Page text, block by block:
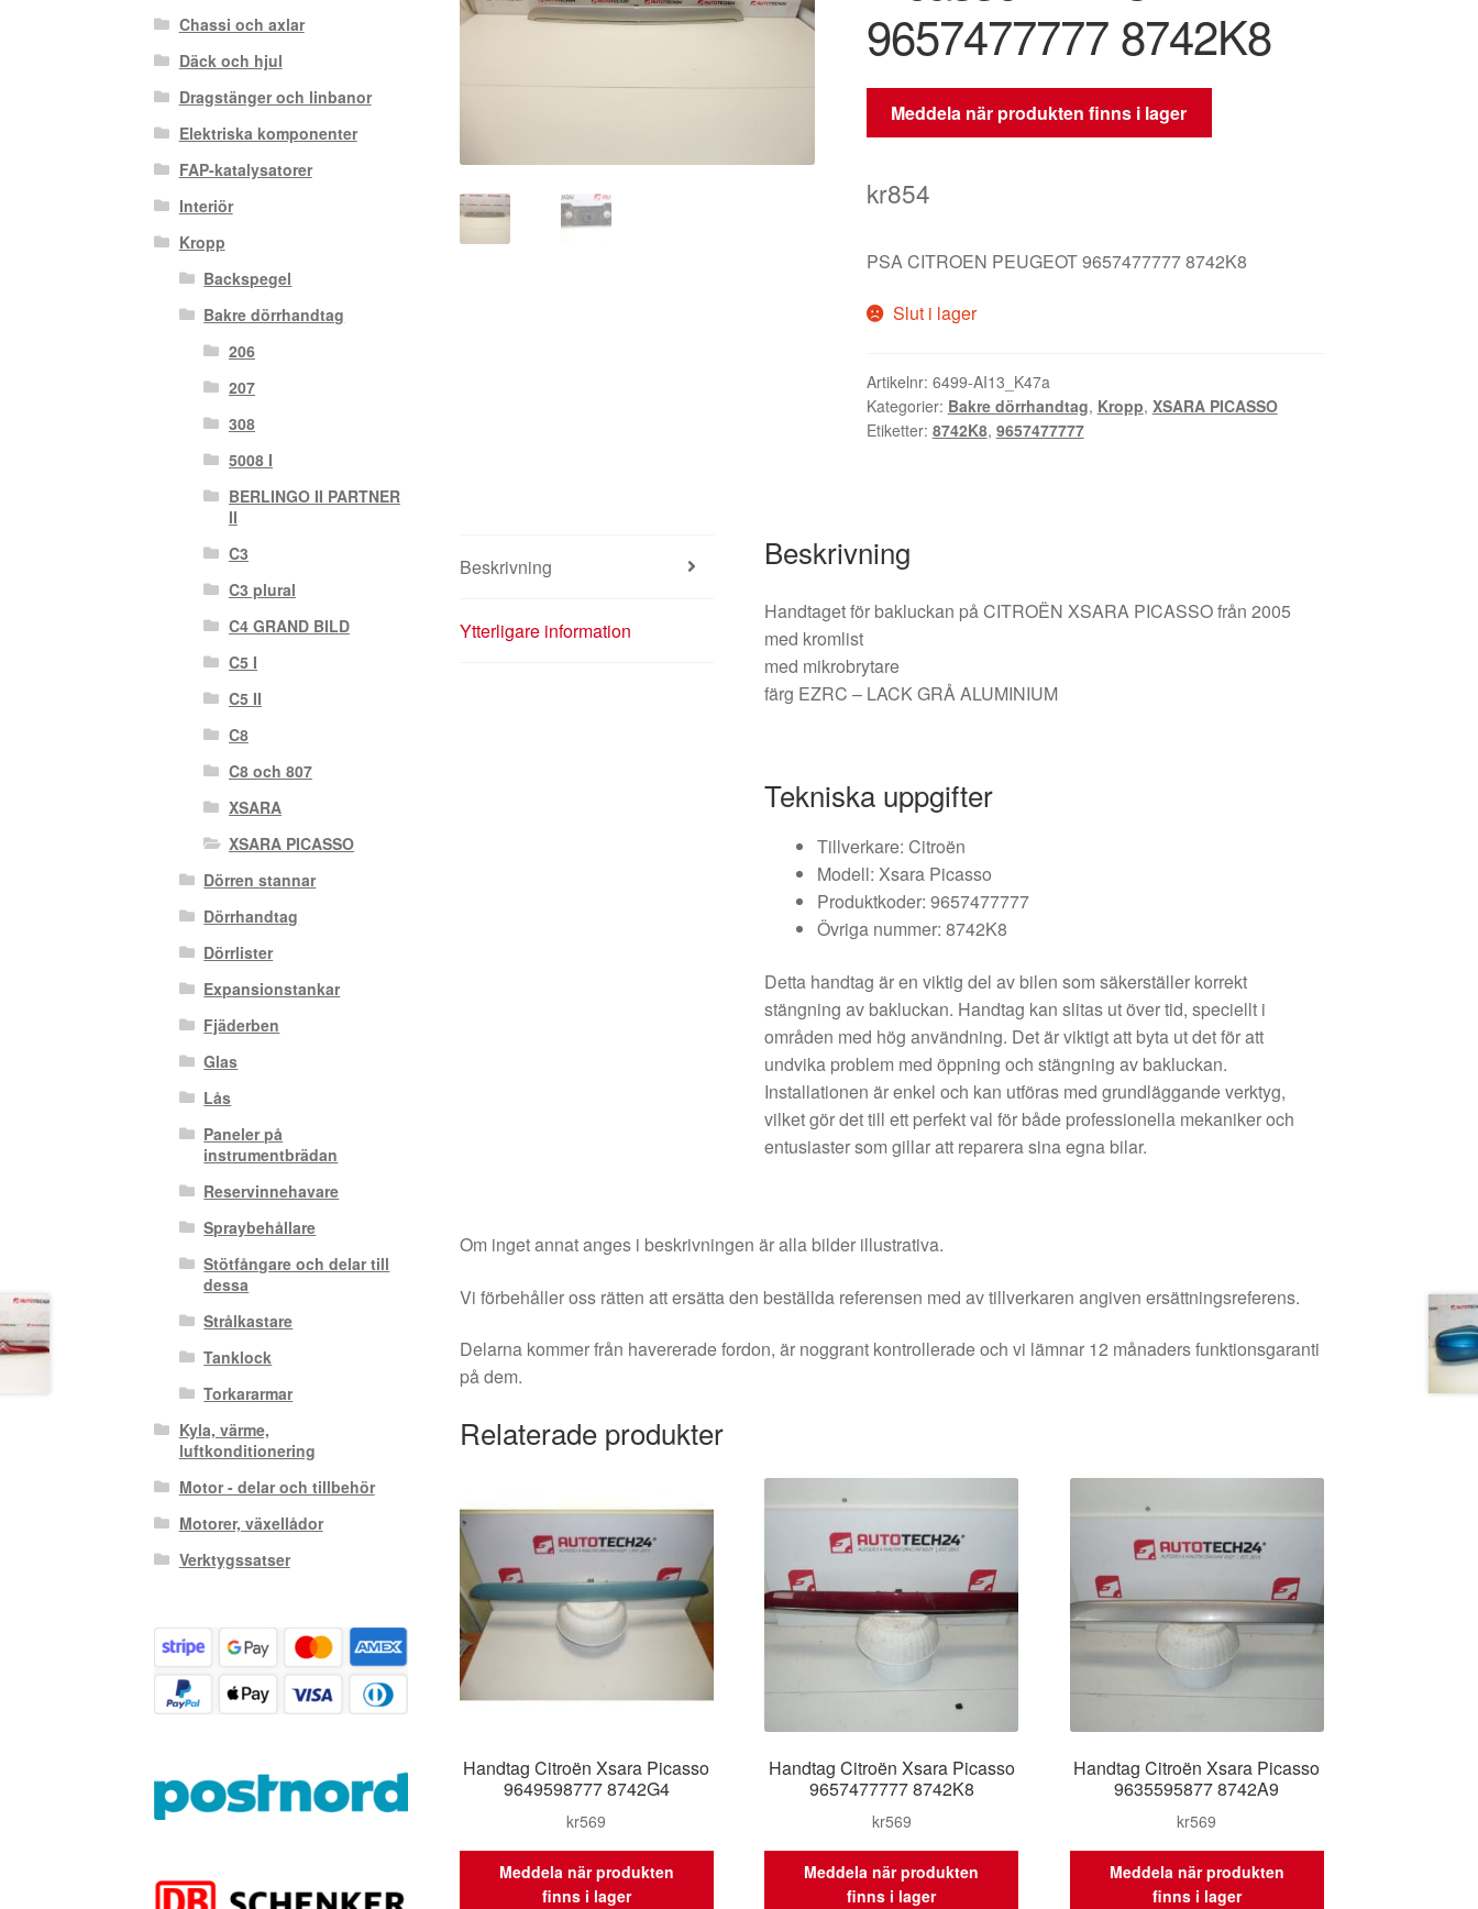
9657477777 8742K8
Meddela när produkten finns i lager
kr854
PSA CITROEN PEUGEOT 9657477777 8742K8
Slut i lager
Artikelnr: 6499-AI13_K47a
Kategorier: Bakre dörrhandtag, Kropp, XSARA PICASSO
Etiketter: 8742K8, 9657477777
Beskrivning
Ytterligare information
Beskrivning
Handtaget för bakluckan på CITROËN XSARA PICASSO från 2005
med kromlist
med mikrobrytare
färg EZRC – LACK GRÅ ALUMINIUM
Tekniska uppgifter
Tillverkare: Citroën
Modell: Xsara Picasso
Produktkoder: 9657477777
Övriga nummer: 8742K8
Detta handtag är en viktig del av bilen som säkerställer korrekt
stängning av bakluckan. Handtag kan slitas ut över tid, speciellt i
områden med hög användning. Det är viktigt att byta ut det för att
undvika problem med öppning och stängning av bakluckan.
Installationen är enkel och kan utföras med grundläggande verktyg,
vilket gör det till ett perfekt val för både professionella mekaniker och
entusiaster som gillar att reparera sina egna bilar.
Om inget annat anges i beskrivningen är alla bilder illustrativa.
Vi förbehåller oss rätten att ersätta den beställda referensen med av tillverkaren angiven ersättningsreferens.
Delarna kommer från havererade fordon, är noggrant kontrollerade och vi lämnar 12 månaders funktionsgaranti
på dem.
Relaterade produkter
Handtag Citroën Xsara Picasso
9649598777 8742G4
kr569
Meddela när produkten
finns i lager
Handtag Citroën Xsara Picasso
9657477777 8742K8
kr569
Meddela när produkten
finns i lager
Handtag Citroën Xsara Picasso
9635595877 8742A9
kr569
Meddela när produkten
finns i lager
Chassi och axlar
Däck och hjul
Dragstänger och linbanor
Elektriska komponenter
FAP-katalysatorer
Interiör
Kropp
Backspegel
Bakre dörrhandtag
206
207
308
5008 I
BERLINGO II PARTNER
II
C3
C3 plural
C4 GRAND BILD
C5 I
C5 II
C8
C8 och 807
XSARA
XSARA PICASSO
Dörren stannar
Dörrhandtag
Dörrlister
Expansionstankar
Fjäderben
Glas
Lås
Paneler på
instrumentbrädan
Reservinnehavare
Spraybehållare
Stötfångare och delar till
dessa
Strålkastare
Tanklock
Torkararmar
Kyla, värme,
luftkonditionering
Motor - delar och tillbehör
Motorer, växellådor
Verktygssatser